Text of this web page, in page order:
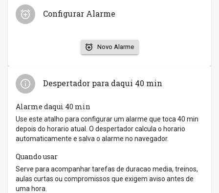
Configurar Alarme
Novo Alarme
Despertador para daqui 40 min
Alarme daqui 40 min
Use este atalho para configurar um alarme que toca 40 min
depois do horario atual. O despertador calcula o horario
automaticamente e salva o alarme no navegador.
Quando usar
Serve para acompanhar tarefas de duracao media, treinos,
aulas curtas ou compromissos que exigem aviso antes de
uma hora.